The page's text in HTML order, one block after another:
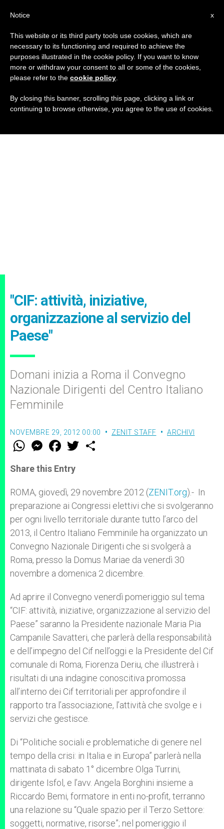
"CIF: attività, iniziative,
organizzazione al servizio del
Paese"
Domani inizia a Roma il Convegno
Nazionale Dirigenti del Centro Italiano
Femminile
NOVEMBRE 29, 2012 00:00 ZENIT STAFF ARCHIVI
W
t
s
p
p
M
e
s
e
g
e
r
F
a
e
b
o
k
w
r
Share this Entry
ROMA, giovedì, 29 novembre 2012 (ZENIT.org).- In
preparazione ai Congressi elettivi che si svolgeranno
per ogni livello territoriale durante tutto l’arco del
2013, il Centro Italiano Femminile ha organizzato un
Convegno Nazionale Dirigenti che si svolgerà a
Roma, presso la Domus Mariae da venerdì 30
novembre a domenica 2 dicembre.
Ad aprire il Convegno venerdì pomeriggio sul tema
“CIF: attività, iniziative, organizzazione al servizio del
Paese” saranno la Presidente nazionale Maria Pia
Campanile Savatteri, che parlerà della responsabilità
e dell’impegno del Cif nell’oggi e la Presidente del Cif
comunale di Roma, Fiorenza Deriu, che illustrerà i
risultati di una indagine conoscitiva promossa
all’interno dei Cif territoriali per approfondire il
rapporto tra l’associazione, l’attività che svolge e i
servizi che gestisce.
Di “Politiche sociali e problematiche di genere nel
tempo della crisi: in Italia e in Europa” parlerà nella
mattinata di sabato 1° dicembre Olga Turrini,
dirigente Isfol, e l’avv. Angela Borghini insieme a
Riccardo Bemi, formatore in enti no-profit, terranno
una relazione su “Quale spazio per il Terzo Settore:
soggetti, normative, risorse”; nel pomeriggio il
x
Notice
This website or its third party tools use cookies, which are
necessary to its functioning and required to achieve the
purposes illustrated in the cookie policy. If you want to know
more or withdraw your consent to all or some of the cookies,
please refer to the cookie policy
By closing this banner, scrolling this page, clicking a link or
continuing to browse otherwise, you agree to the use of cookies.